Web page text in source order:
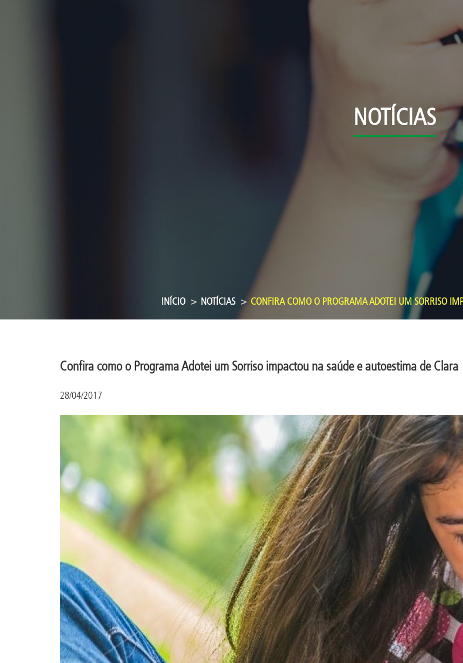
NOTÍCIAS
INÍCIO NOTÍCIAS CONFIRA COMO O PROGRAMA ADOTEI UM SORRISO
Confira como o Programa Adotei um Sorriso impactou na saúde e autoestima de Clara
28/04/2017